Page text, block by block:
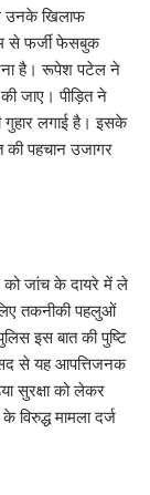
उनके खिलाफ
से फर्जी फेसबुक
है। रूपेश पटेल ने
जाए। पीड़ित ने
गुहार लगाई है। इसके
की पहचान उजागर
को जांच के दायरे में ले
तकनीकी पहलुओं
इस बात की पुष्टि
से यह आपत्तिजनक
सुरक्षा को लेकर
विरुद्ध मामला दर्ज